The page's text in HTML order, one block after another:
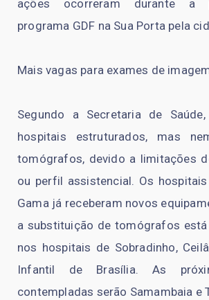
ações ocorreram durante a
programa GDF na Sua Porta pela
Mais vagas para exames de
Segundo a Secretaria de
hospitais estruturados, mas
tomógrafos, devido a limitações
ou perfil assistencial. Os
Gama já receberam novos
a substituição de tomógrafos
nos hospitais de Sobradinho,
Infantil de Brasília. As
contempladas serão Samambaia e